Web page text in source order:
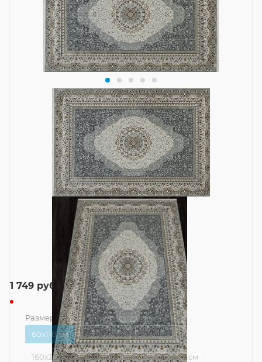
1 749 руб.
Размер — 60x110 см
60x110 см
80x150 см 120x180 см
160x230 см 200x290 см 240x340 см